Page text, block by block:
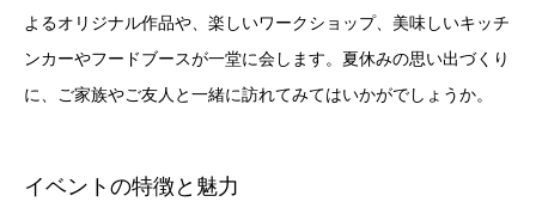
よるオリジナル作品や、楽しいワークショップ、美味しいキッチ
ンカーやフードブースが一堂に会します。夏休みの思い出づくり
に、ご家族やご友人と一緒に訪れてみてはいかがでしょうか。
イベントの特徴と魅力